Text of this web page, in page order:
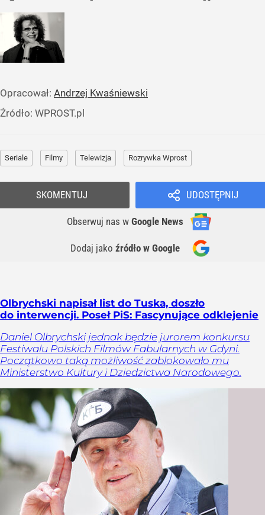
Opracował: Andrzej Kwaśniewski
Źródło: WPROST.pl
Seriale Filmy Telewizja Rozrywka Wprost
UDOSTĘPNIJ
Obserwuj nas w Google News
Dodaj jako źródło w Google
SKOMENTUJ
Olbrychski napisał list do Tuska, doszło
do interwencji. Poseł PiS: Fascynujące odklejenie
Daniel Olbrychski jednak będzie jurorem konkursu
Festiwalu Polskich Filmów Fabularnych w Gdyni.
Początkowo taką możliwość zablokowało mu
Ministerstwo Kultury i Dziedzictwa Narodowego.